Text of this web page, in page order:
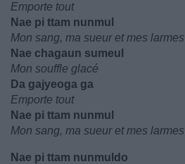
Emporte tout
Nae pi ttam nunmul
Mon sang, ma sueur et mes larmes
Nae chagaun sumeul
Mon souffle glacé
Da gajyeoga ga
Emporte tout
Nae pi ttam nunmul
Mon sang, ma sueur et mes larmes
Nae pi ttam nunmuldo